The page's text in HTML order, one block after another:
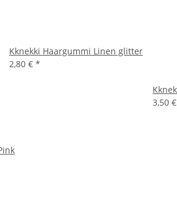
Kknekki Haargummi Linen glitter
2,80 € *
3,50 €